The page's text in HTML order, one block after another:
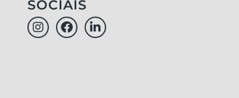
SOCIAIS